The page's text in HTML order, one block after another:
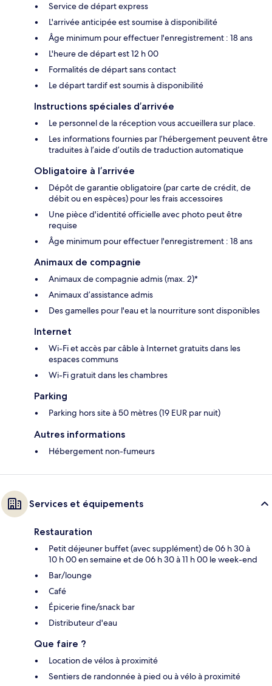
Service de départ express
L'arrivée anticipée est soumise à disponibilité
Âge minimum pour effectuer l'enregistrement : 18 ans
L'heure de départ est 12 h 00
Formalités de départ sans contact
Le départ tardif est soumis à disponibilité
Instructions spéciales d’arrivée
Le personnel de la réception vous accueillera sur place.
Les informations fournies par l’hébergement peuvent être
traduites à l’aide d’outils de traduction automatique
Obligatoire à l’arrivée
Dépôt de garantie obligatoire (par carte de crédit, de
débit ou en espèces) pour les frais accessoires
Une pièce d'identité officielle avec photo peut être
requise
Âge minimum pour effectuer l'enregistrement : 18 ans
Animaux de compagnie
Animaux de compagnie admis (max. 2)*
Animaux d’assistance admis
Des gamelles pour l'eau et la nourriture sont disponibles
Internet
Wi-Fi et accès par câble à Internet gratuits dans les
espaces communs
Wi-Fi gratuit dans les chambres
Parking
Parking hors site à 50 mètres (19 EUR par nuit)
Autres informations
Hébergement non-fumeurs
Services et équipements
Restauration
Petit déjeuner buffet (avec supplément) de 06 h 30 à
10 h 00 en semaine et de 06 h 30 à 11 h 00 le week-end
Bar/lounge
Café
Épicerie fine/snack bar
Distributeur d'eau
Que faire ?
Location de vélos à proximité
Sentiers de randonnée à pied ou à vélo à proximité